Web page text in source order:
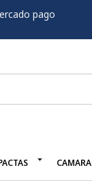
pago